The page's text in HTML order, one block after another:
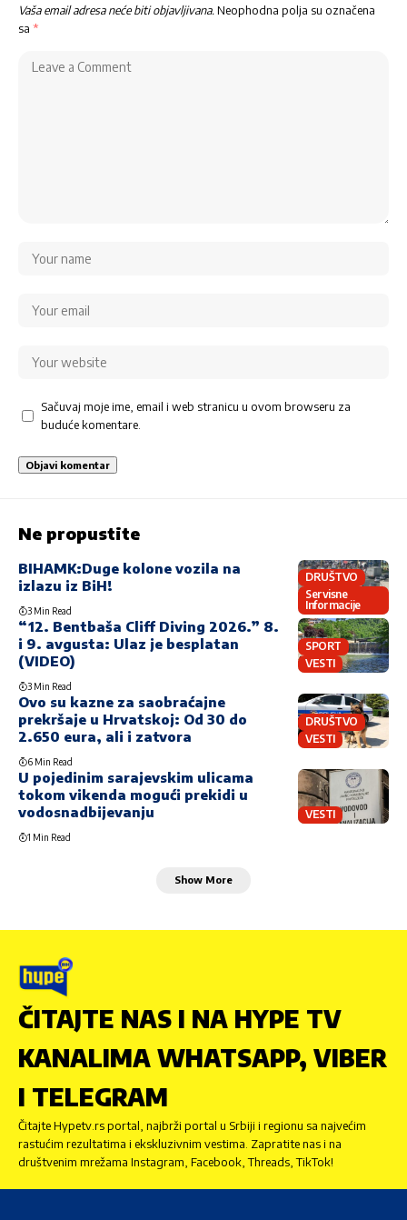
Vaša email adresa neće biti objavljivana. Neophodna polja su označena
sa *
Sačuvaj moje ime, email i web stranicu u ovom browseru za
buduće komentare.
Ne propustite
DRUŠTVO
Servisne
Informacije
BIHAMK:Duge kolone vozila na
izlazu iz BiH!
3 Min Read
SPORT
VESTI
“12. Bentbaša Cliff Diving 2026.” 8.
i 9. avgusta: Ulaz je besplatan
(VIDEO)
3 Min Read
DRUŠTVO
VESTI
Ovo su kazne za saobraćajne
prekršaje u Hrvatskoj: Od 30 do
2.650 eura, ali i zatvora
6 Min Read
VESTI
U pojedinim sarajevskim ulicama
tokom vikenda mogući prekidi u
vodosnadbijevanju
1 Min Read
Show More
ČITAJTE NAS I NA HYPE TV
KANALIMA WHATSAPP, VIBER
I TELEGRAM
Čitajte Hypetv.rs portal, najbrži portal u Srbiji i regionu sa najvećim
rastućim rezultatima i ekskluzivnim vestima. Zapratite nas i na
društvenim mrežama Instagram, Facebook, Threads, TikTok!